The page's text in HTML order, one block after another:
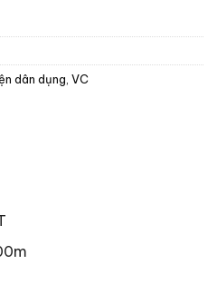
dân dụng VC